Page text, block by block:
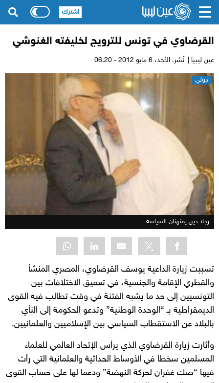
القرضاوي في تونس للترويج لخليفته الغنوشي
عين ليبيا | نُشر: الأحد،
دولي
رجلا دين يمتهنان السياسة
تسببت زيارة الداعية يوسف القرضاوي، المصري المنشأ
والقطري الإقامة والجنسية، في تعميق الاختلافات بين
التونسيين إلى حد ما يشبه الفتنة في وقت تطالب فيه القوى
الديمقراطية بـ “الوحدة الوطنية” وتدعو الحكومة إلى النأي
بالبلاد عن الاستقطاب السياسي بين الإسلاميين والعلمانيين.
وأثارت زيارة القرضاوي الذي يرأس الإتحاد العالمي للعلماء
المسلمين سخطا في الأوساط الحداثية والعلمانية التي رأت
فيها “صك غفران لحركة النهضة” ودعما لها على حساب القوى
اشترك